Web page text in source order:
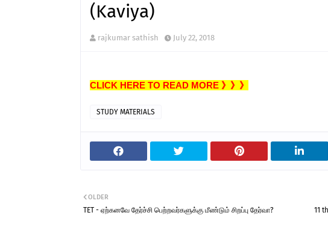
(Kaviya)
rajkumar sathish July 22, 2018
CLICK HERE TO READ MORE 》》》
STUDY MATERIALS
11
OLDER
TET - ஏற்கனவே தேர்ச்சி பெற்றவர்களுக்கு மீண்டும் சிறப்பு தேர்வா?